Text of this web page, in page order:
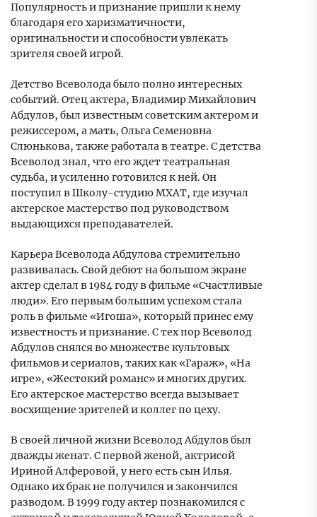
Популярность и признание пришли к нему
благодаря его харизматичности,
оригинальности и способности увлекать
зрителя своей игрой.
Детство Всеволода было полно интересных
событий. Отец актера, Владимир Михайлович
Абдулов, был известным советским актером и
режиссером, а мать, Ольга Семеновна
Слюнькова, также работала в театре. С детства
Всеволод знал, что его ждет театральная
судьба, и усиленно готовился к ней. Он
поступил в Школу-студию МХАТ, где изучал
актерское мастерство под руководством
выдающихся преподавателей.
Карьера Всеволода Абдулова стремительно
развивалась. Свой дебют на большом экране
актер сделал в 1984 году в фильме «Счастливые
люди». Его первым большим успехом стала
роль в фильме «Игоша», который принес ему
известность и признание. С тех пор Всеволод
Абдулов снялся во множестве культовых
фильмов и сериалов, таких как «Гараж», «На
игре», «Жестокий романс» и многих других.
Его актерское мастерство всегда вызывает
восхищение зрителей и коллег по цеху.
В своей личной жизни Всеволод Абдулов был
дважды женат. С первой женой, актрисой
Ириной Алферовой, у него есть сын Илья.
Однако их брак не получился и закончился
разводом. В 1999 году актер познакомился с